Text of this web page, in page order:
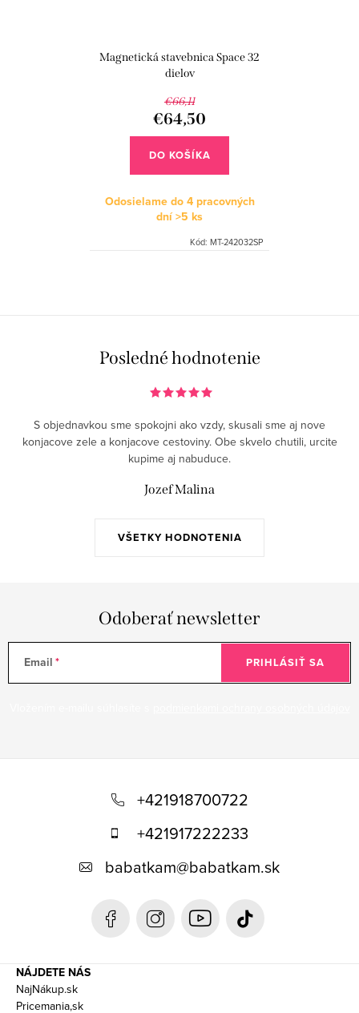
Magnetická stavebnica Space 32
dielov
€66,11
€64,50
DO KOŠÍKA
Odosielame do 4 pracovných
dní>5 ks
Kód: MT-242032SP
i
u
Posledné hodnotenie
VŠETKY HODNOTENIA
S objednavkou sme spokojni ako vzdy, skusali sme aj nove
konjacove zele a konjacove cestoviny. Obe skvelo chutili, urcite
kupime aj nabuduce.
Jozef Malina
Odoberať newsletter
Email PRIHLÁSIŤ SA
+421918700722
+421917222233
babatkam@babatkam.sk
NÁJDETE NÁS
NajNákup.sk
Pricemania,sk